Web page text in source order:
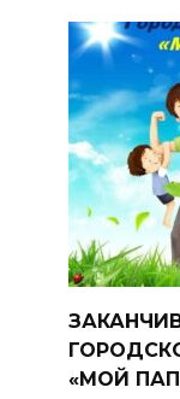
«МОЙ